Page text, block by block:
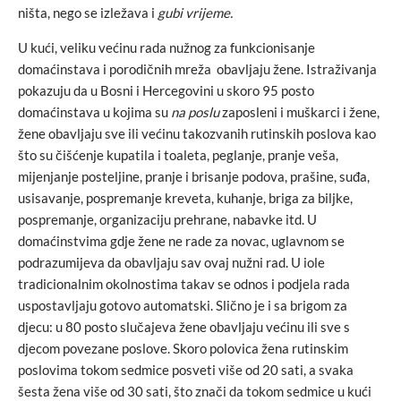
ništa, nego se izležava i gubi vrijeme.
U kući, veliku većinu rada nužnog za funkcionisanje
domaćinstava i porodičnih mreža obavljaju žene. Istraživanja
pokazuju da u Bosni i Hercegovini u skoro 95 posto
domaćinstava u kojima su na posluzaposleni i muškarci i žene,
žene obavljaju sve ili većinu takozvanih rutinskih poslova kao
što su čišćenje kupatila i toaleta, peglanje, pranje veša,
mijenjanje posteljine, pranje i brisanje podova, prašine, suđa,
usisavanje, pospremanje kreveta, kuhanje, briga za biljke,
pospremanje, organizaciju prehrane, nabavke itd. U
domaćinstvima gdje žene ne rade za novac, uglavnom se
podrazumijeva da obavljaju sav ovaj nužni rad. U iole
tradicionalnim okolnostima takav se odnos i podjela rada
uspostavljaju gotovo automatski. Slično je i sa brigom za
djecu: u 80 posto slučajeva žene obavljaju većinu ili sve s
djecom povezane poslove. Skoro polovica žena rutinskim
poslovima tokom sedmice posveti više od 20 sati, a svaka
šesta žena više od 30 sati, što znači da tokom sedmice u kući